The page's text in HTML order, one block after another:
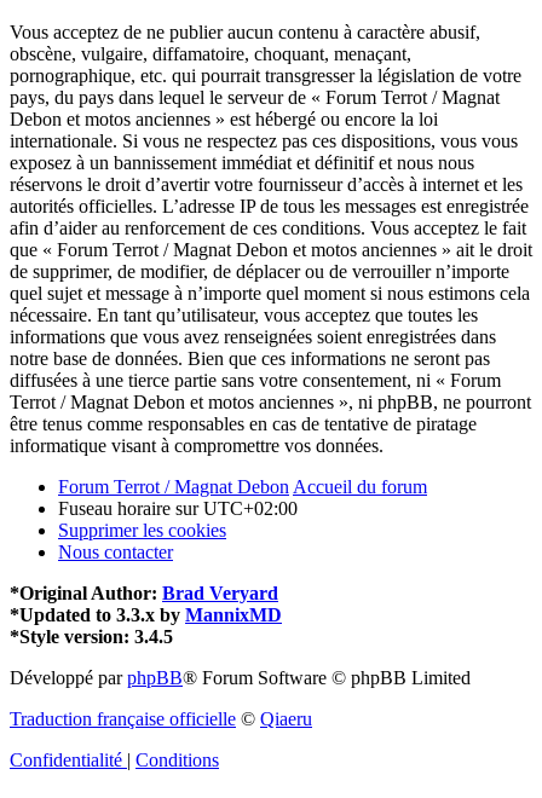
Vous acceptez de ne publier aucun contenu à caractère abusif,
obscène, vulgaire, diffamatoire, choquant, menaçant,
pornographique, etc. qui pourrait transgresser la législation de votre
pays, du pays dans lequel le serveur de « Forum Terrot / Magnat
Debon et motos anciennes » est hébergé ou encore la loi
internationale. Si vous ne respectez pas ces dispositions, vous vous
exposez à un bannissement immédiat et définitif et nous nous
réservons le droit d’avertir votre fournisseur d’accès à internet et les
autorités officielles. L’adresse IP de tous les messages est enregistrée
afin d’aider au renforcement de ces conditions. Vous acceptez le fait
que « Forum Terrot / Magnat Debon et motos anciennes » ait le droit
de supprimer, de modifier, de déplacer ou de verrouiller n’importe
quel sujet et message à n’importe quel moment si nous estimons cela
nécessaire. En tant qu’utilisateur, vous acceptez que toutes les
informations que vous avez renseignées soient enregistrées dans
notre base de données. Bien que ces informations ne seront pas
diffusées à une tierce partie sans votre consentement, ni « Forum
Terrot / Magnat Debon et motos anciennes », ni phpBB, ne pourront
être tenus comme responsables en cas de tentative de piratage
informatique visant à compromettre vos données.
Forum Terrot / Magnat Debon Accueil du forum
Fuseau horaire surUTC+02:00
Supprimer les cookies
Nous contacter
*Original Author: Brad Veryard
*Updated to 3.3.x by MannixMD
*Style version: 3.4.5
Développé parphpBB® Forum Software © phpBB Limited
Traduction française officielle © Qiaeru
Confidentialité | Conditions